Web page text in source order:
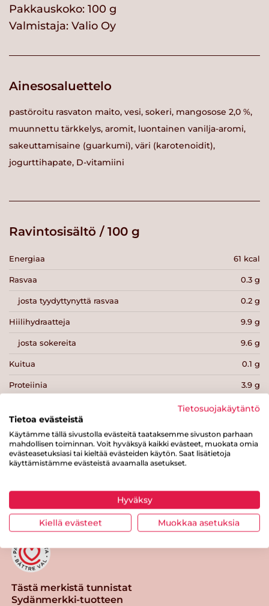
Pakkauskoko: 100 g
Valmistaja: Valio Oy
Ainesosaluettelo
pastöroitu rasvaton maito, vesi, sokeri, mangosose 2,0 %,
muunnettu tärkkelys, aromit, luontainen vanilja-aromi,
sakeuttamisaine (guarkumi), väri (karotenoidit),
jogurttihapate, D-vitamiini
Ravintosisältö / 100 g
Energiaa 61 kcal
Rasvaa 0.3 g
josta tyydyttynyttä rasvaa 0.2 g
Hiilihydraatteja 9.9 g
josta sokereita 9.6 g
Kuitua 0.1 g
Proteiinia 3.9 g
0.1 g
Tästä merkistä tunnistat
Sydänmerkki-tuotteen
Tietosuojakäytäntö
Tietoa evästeistä
Käytämme tällä sivustolla evästeitä taataksemme sivuston parhaan
mahdollisen toiminnan. Voit hyväksyä kaikki evästeet, muokata omia
evästeasetuksiasi tai kieltää evästeiden käytön. Saat lisätietoja
käyttämistämme evästeistä avaamalla asetukset.
Hyväksy
Kiellä evästeet Muokkaa asetuksia